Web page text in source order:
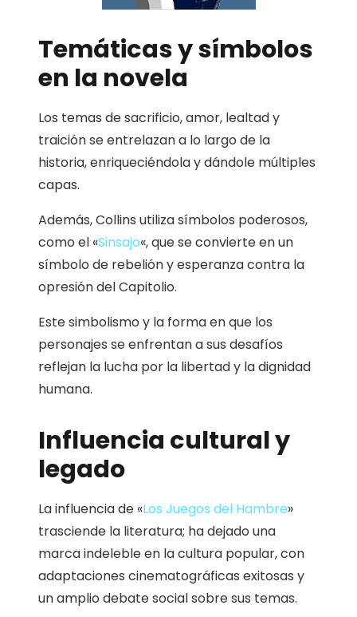
Temáticas y símbolos
en la novela
Los temas de sacrificio, amor, lealtad y
traición se entrelazan a lo largo de la
historia, enriqueciéndola y dándole múltiples
capas.
Además, Collins utiliza símbolos poderosos,
como el «Sinsajo«, que se convierte en un
símbolo de rebelión y esperanza contra la
opresión del Capitolio.
Este simbolismo y la forma en que los
personajes se enfrentan a sus desafíos
reflejan la lucha por la libertad y la dignidad
humana.
Influencia cultural y
legado
La influencia de «Los Juegos del Hambre»
trasciende la literatura; ha dejado una
marca indeleble en la cultura popular, con
adaptaciones cinematográficas exitosas y
un amplio debate social sobre sus temas.